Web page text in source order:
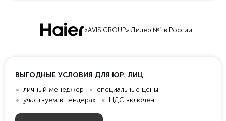
«AVIS GROUP» Дилер №1 в России
ВЫГОДНЫЕ УСЛОВИЯ ДЛЯ ЮР. ЛИЦ
личный менеджер
специальные цены
участвуем в тендерах
НДС включен